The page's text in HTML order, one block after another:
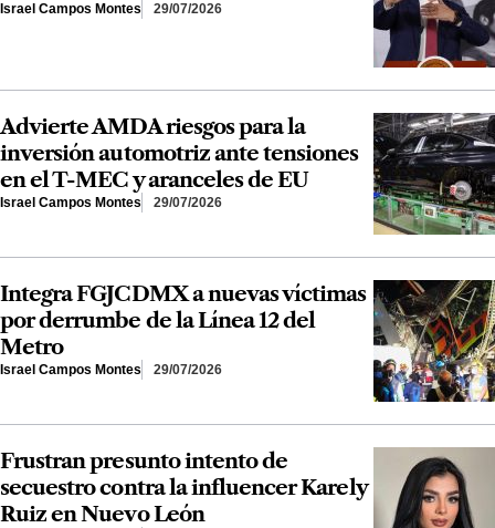
Israel Campos Montes 29/07/2026
Advierte AMDA riesgos para la
inversión automotriz ante tensiones
en el T-MEC y aranceles de EU
Israel Campos Montes 29/07/2026
Integra FGJCDMX a nuevas víctimas
por derrumbe de la Línea 12 del
Metro
Israel Campos Montes 29/07/2026
Frustran presunto intento de
secuestro contra la influencer Karely
Ruiz en Nuevo León